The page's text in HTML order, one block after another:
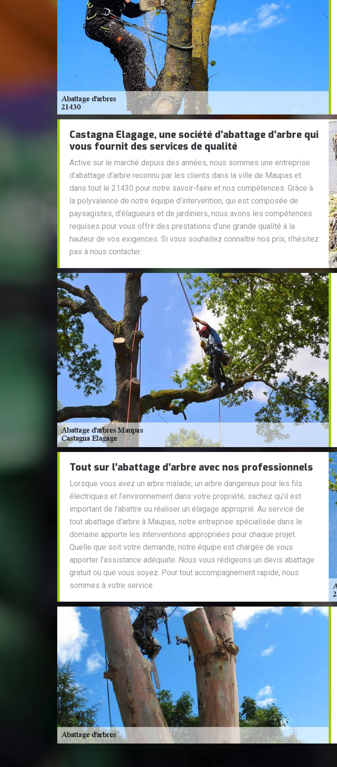
Castagna Elagage, une société d’abattage d’arbre qui
vous fournit des services de qualité
Active sur le marché depuis des années, nous sommes une entreprise
d’abattage d’arbre reconnu par les clients dans la ville de Maupas et
dans tout le 21430 pour notre savoir-faire et nos compétences. Grâce à
la polyvalence de notre équipe d’intervention, qui est composée de
paysagistes, d’élagueurs et de jardiniers, nous avons les compétences
requises pour vous offrir des prestations d’une grande qualité à la
hauteur de vos exigences. Si vous souhaitez connaître nos prix, n’hésitez
pas à nous contacter.
Tout sur l’abattage d’arbre avec nos professionnels
Lorsque vous avez un arbre malade, un arbre dangereux pour les fils
électriques et l’environnement dans votre propriété, sachez qu’il est
important de l’abattre ou réaliser un élagage approprié. Au service de
tout abattage d’arbre à Maupas, notre entreprise spécialisée dans le
domaine apporte les interventions appropriées pour chaque projet.
Quelle que soit votre demande, notre équipe est chargée de vous
apporter l’assistance adéquate. Nous vous rédigeons un devis abattage
gratuit où que vous soyez. Pour tout accompagnement rapide, nous
sommes à votre service.